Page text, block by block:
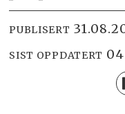
PUBLISERT
SIST OPPDATERT